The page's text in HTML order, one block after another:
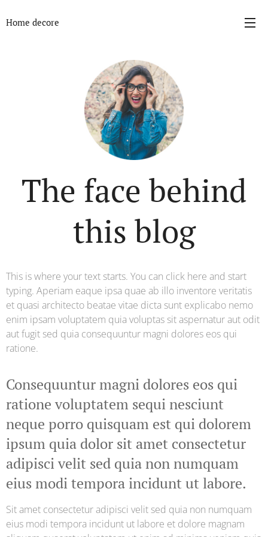
Home decore
The face behind
this blog
This is where your text starts. You can click here and start
typing. Aperiam eaque ipsa quae ab illo inventore veritatis
et quasi architecto beatae vitae dicta sunt explicabo nemo
enim ipsam voluptatem quia voluptas sit aspernatur aut odit
aut fugit sed quia consequuntur magni dolores eos qui
ratione.
Consequuntur magni dolores eos qui
ratione voluptatem sequi nesciunt
neque porro quisquam est qui dolorem
ipsum quia dolor sit amet consectetur
adipisci velit sed quia non numquam
eius modi tempora incidunt ut labore.
Sit amet consectetur adipisci velit sed quia non numquam
eius modi tempora incidunt ut labore et dolore magnam